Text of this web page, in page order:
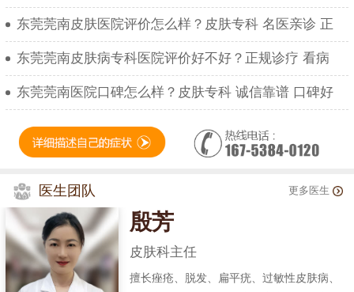
东莞莞南皮肤医院评价怎么样？皮肤专科 名医亲诊 正
东莞莞南皮肤病专科医院评价好不好？正规诊疗 看病
东莞莞南医院口碑怎么样？皮肤专科 诚信靠谱 口碑好
医生团队 更多医生
殷芳
皮肤科主任
擅长痤疮、脱发、扁平疣、过敏性皮肤病、